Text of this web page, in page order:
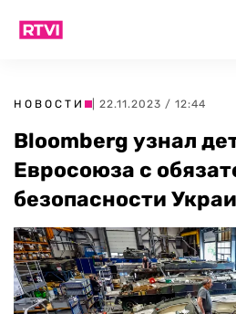
НОВОСТИ | 22.11.2023 / 12:44
Bloomberg узнал
Евросоюза с
безопасности